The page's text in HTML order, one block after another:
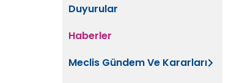
Duyurular
Haberler
Meclis Gündem Ve Kararları